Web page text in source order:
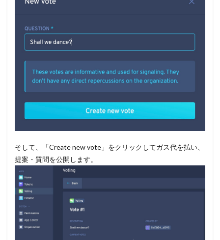
そして、「Create new vote」をクリックしてガス代を払い、
提案・質問を公開します。